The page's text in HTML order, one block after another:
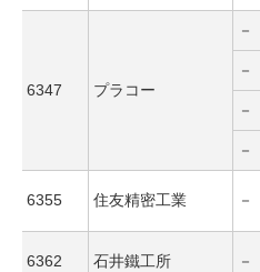
6347 プラコー
－
－
－
－
6355 住友精密工業 －
6362 石井鐵工所 －